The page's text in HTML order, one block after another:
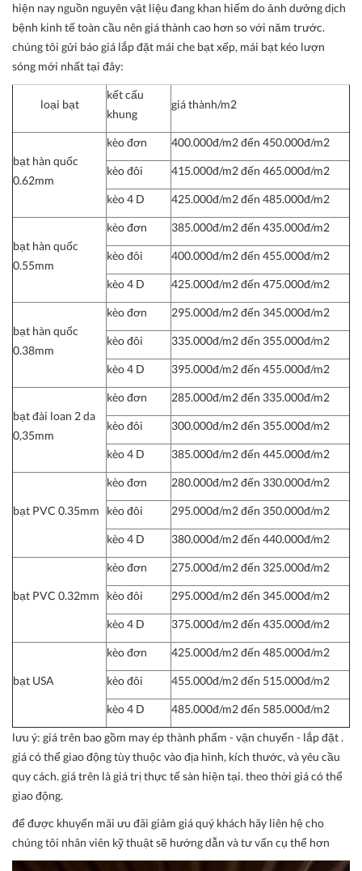
hiện nay nguồn nguyên vật liệu đang khan hiếm do ảnh dưởng dịch
bệnh kinh tế toàn cầu nên giá thành cao hơn so với năm trước.
chúng tôi gửi báo giá lắp đặt mái che bạt xếp, mái bạt kéo lượn
sóng mới nhất tại đây:
loại bạt
kết cấu
khung
giá thành/m2
bạt hàn quốc
0.62mm
kèo đơn 400.000đ/m2 đến 450.000đ/m2
kèo đôi 415.000đ/m2 đến 465.000đ/m2
kèo 4 D 425.000đ/m2 đến 485.000đ/m2
bạt hàn quốc
0.55mm
kèo đơn 385.000đ/m2 đến 435.000đ/m2
kèo đôi 400.000đ/m2 đến 455.000đ/m2
kèo 4 D 425.000đ/m2 đến 475.000đ/m2
bạt hàn quốc
0.38mm
kèo đơn 295.000đ/m2 đến 345.000đ/m2
kèo đôi 335.000đ/m2 đến 355.000đ/m2
kèo 4 D 395.000đ/m2 đến 455.000đ/m2
bạt đài loan 2 da
0,35mm
kèo đơn 285.000đ/m2 đến 335.000đ/m2
kèo đôi 300.000đ/m2 đến 355.000đ/m2
kèo 4 D 385.000đ/m2 đến 445.000đ/m2
bạt PVC 0.35mm
kèo đơn 280.000đ/m2 đến 330.000đ/m2
kèo đôi 295.000đ/m2 đến 350.000đ/m2
kèo 4 D 380.000đ/m2 đến 440.000đ/m2
bạt PVC 0.32mm
kèo đơn 275.000đ/m2 đến 325.000đ/m2
kèo đôi 295.000đ/m2 đến 345.000đ/m2
kèo 4 D 375.000đ/m2 đến 435.000đ/m2
bạt USA
kèo đơn 425.000đ/m2 đến 485.000đ/m2
kèo đôi 455.000đ/m2 đến 515.000đ/m2
kèo 4 D 485.000đ/m2 đến 585.000đ/m2
lưu ý: giá trên bao gồm may ép thành phẩm - vận chuyển - lắp đặt .
giá có thể giao động tùy thuộc vào địa hình, kích thước, và yêu cầu
quy cách. giá trên là giá trị thực tế sàn hiện tại. theo thời giá có thể
giao động.
để được khuyến mãi ưu đãi giảm giá quý khách hãy liên hệ cho
chúng tôi nhân viên kỹ thuật sẽ hướng dẫn và tư vấn cụ thể hơn